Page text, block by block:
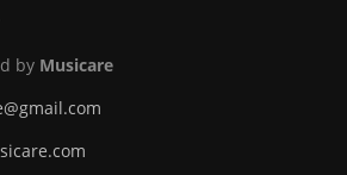
by Musicare